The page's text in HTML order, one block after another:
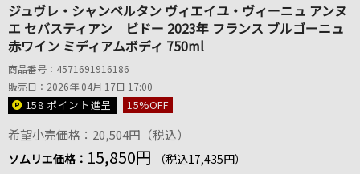
ジュヴレ・シャンベルタン ヴィエイユ・ヴィーニュ アンヌ
エ セバスティアン ビドー 2023年 フランス ブルゴーニュ
赤ワイン ミディアムボディ 750ml
商品番号：4571691916186
販売日：2026年 04月 17日 17:00
158 ポイント進呈 15%OFF
希望小売価格：20,504円（税込）
ソムリエ価格： 15,850円 （税込17,435円）